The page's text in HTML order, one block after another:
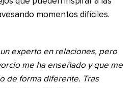
momentos difíciles.
experto en relaciones, pero
me ha enseñado y que me
de forma diferente. Tras